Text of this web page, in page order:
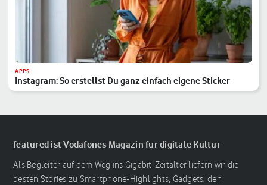
APPS
Instagram: So erstellst Du ganz einfach eigene Sticker
featured ist Vodafones Magazin für digitale Kultur
Als Begleiter auf dem Weg ins Gigabit-Zeitalter liefern wir die
besten Stories zu Smartphone-Highlights, Gadgets, den